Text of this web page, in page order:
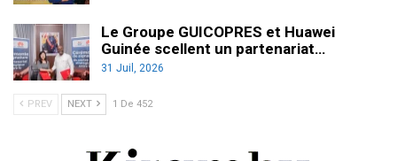
Le Groupe GUICOPRES et Huawei
Guinée scellent un partenariat…
31 Juil, 2026
PREV NEXT 1 De 452